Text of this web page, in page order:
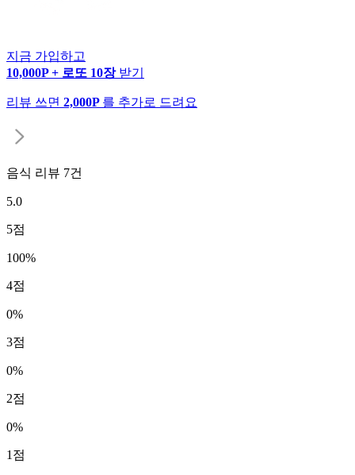
지금 가입하고
10,000P + 로또 10장 받기
리뷰 쓰면 2,000P 를 추가로 드려요
음식 리뷰 7건
5.0
5점
100%
4점
0%
3점
0%
2점
0%
1 점